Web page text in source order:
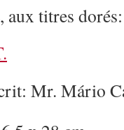
titres dorés:
Mr. Mário